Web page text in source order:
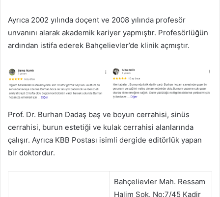
Ayrıca 2002 yılında doçent ve 2008 yılında profesör
unvanını alarak akademik kariyer yapmıştır. Profesörlüğün
ardından istifa ederek Bahçelievler’de klinik açmıştır.
Prof. Dr. Burhan Dadaş baş ve boyun cerrahisi, sinüs
cerrahisi, burun estetiği ve kulak cerrahisi alanlarında
çalışır. Ayrıca KBB Postası isimli dergide editörlük yapan
bir doktordur.
Bahçelievler Mah. Ressam
Halim Sok. No:7/45 Kadir